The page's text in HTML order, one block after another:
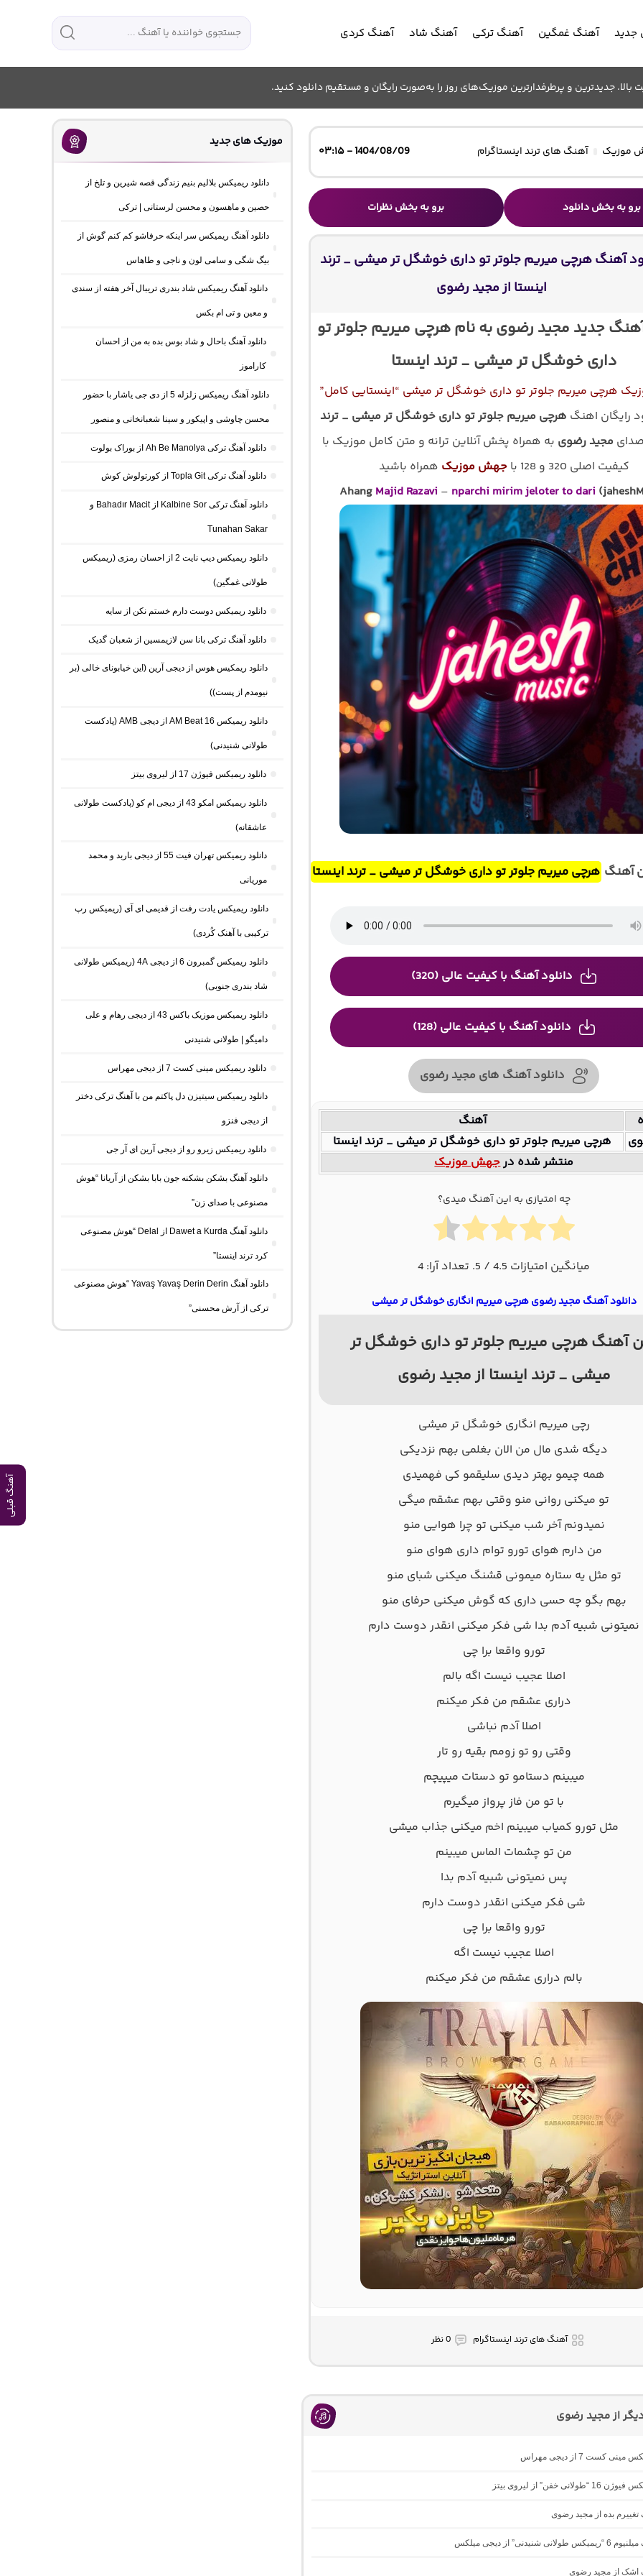
آهنگ قبلی
جدید آهنگ غمگین آهنگ ترکی آهنگ شاد آهنگ کردی
جدیدترین و پرطرفدارترین موزیک‌های روز را به‌صورت رایگان و مستقیم دانلود کنید.
موزیک آهنگ های ترند اینستاگرام 1404/08/09 - ۰۳:۱۵
برو به بخش دانلود برو به بخش نظرات
آهنگ هرچی میریم جلوتر تو داری خوشگل تر میشی _ ترند
اینستا از مجید رضوی
جدید مجید رضوی به نام هرچی میریم جلوتر تو
داری خوشگل تر میشی _ ترند اینستا
هرچی میریم جلوتر تو داری خوشگل تر میشی “اینستایی کامل”
رایگان اهنگ هرچی میریم جلوتر تو داری خوشگل تر میشی _ ترند
صدایمجید رضوی به همراه پخش آنلاین ترانه و متن کامل موزیک با
کیفیت اصلی 320 و 128 با
جهش موزیک همراه باشید
Ahang Majid Razavi – nparchi mirim jeloter to dari
آهنگ هرچی میریم جلوتر تو داری خوشگل تر میشی _ ترند اینستا
دانلود آهنگ با کیفیت عالی (320)
دانلود آهنگ با کیفیت عالی (128)
دانلود آهنگ های مجید رضوی
آهنگ
هرچی میریم جلوتر تو داری خوشگل تر میشی _ ترند اینستا
منتشر شده درجهش موزیک
چه امتیازی به این آهنگ میدی؟
میانگین امتیازات 4.5 / 5. تعداد آرا: 4
دانلود آهنگ مجید رضوی هرچی میریم انگاری خوشگل تر میشی
آهنگ هرچی میریم جلوتر تو داری خوشگل تر
میشی _ ترند اینستا از مجید رضوی
رچی میریم انگاری خوشگل تر میشی
دیگه شدی مال من الان بغلمی بهم نزدیکی
همه چیمو بهتر دیدی سلیقمو کی فهمیدی
تو میکنی روانی منو وقتی بهم عشقم میگی
نمیدونم آخر شب میکنی تو چرا هوایی منو
من دارم هوای تورو توام داری هوای منو
تو مثل یه ستاره میمونی قشنگ میکنی شبای منو
بهم بگو چه حسی داری که گوش میکنی حرفای منو
نمیتونی شبیه آدم بدا شی فکر میکنی انقدر دوست دارم
تورو واقعا برا چی
اصلا عجیب نیست اگه بالم
دراری عشقم من فکر میکنم
اصلا آدم نباشی
وقتی رو تو زومم بقیه رو تار
میبینم دستامو تو دستات میپیچم
با تو من فاز پرواز میگیرم
مثل تورو کمیاب میبینم اخم میکنی جذاب میشی
من تو چشمات الماس میبینم
پس نمیتونی شبیه آدم بدا
شی فکر میکنی انقدر دوست دارم
تورو واقعا برا چی
اصلا عجیب نیست اگه
بالم دراری عشقم من فکر میکنم
آهنگ های ترند اینستاگرام 0 نظر
از مجید رضوی
کست 7 از دیجی مهراس
خفن” از لیروی بیتز
تغییرم بده از مجید رضوی
شنیدنی” از دیجی میلکس
اشک از مجید رضوی
موزیک های جدید
دانلود ریمیکس بلالیم بنیم زندگی قصه شیرین و تلخ از
حصین و ماهسون و محسن لرستانی | ترکی
دانلود آهنگ ریمیکس سر اینکه حرفاشو کم کنم گوش از
بیگ شگی و سامی لون و ناجی و طاهاس
دانلود آهنگ ریمیکس شاد بندری تریبال آخر هفته از سندی
و معین و تی ام بکس
دانلود آهنگ باحال و شاد بوس بده به من از احسان
کاراموز
دانلود آهنگ ریمیکس زلزله 5 از دی جی یاشار با حضور
محسن چاوشی و اپیکور و سینا شعبانخانی و منصور
دانلود آهنگ ترکی Ah Be Manolya از بوراک بولوت
دانلود آهنگ ترکی Topla Git از کورتولوش کوش
دانلود آهنگ ترکی Kalbine Sor از Bahadır Macit و
Tunahan Sakar
دانلود ریمیکس دیپ نایت 2 از احسان رمزی (ریمیکس
طولانی غمگین)
دانلود ریمیکس دوست دارم خستم نکن از سایه
دانلود آهنگ ترکی بانا سن لازیمسین از شعبان گدیک
دانلود ریمکیس هوس از دیجی آرین (این خیابونای خالی (بر
نیومدم از پست))
دانلود ریمیکس AM Beat 16 از دیجی AMB (پادکست
طولانی شنیدنی)
دانلود ریمیکس فیوژن 17 از لیروی بیتز
دانلود ریمیکس امکو 43 از دیجی ام کو (پادکست طولانی
عاشقانه)
دانلود ریمیکس تهران فیت 55 از دیجی باربد و محمد
موریانی
دانلود ریمیکس یادت رفت از قدیمی ای آی (ریمیکس رپ
ترکیبی با آهنک کُردی)
دانلود ریمیکس گمبرون 6 از دیجی 4A (ریمیکس طولانی
شاد بندری جنوبی)
دانلود ریمیکس موزیک باکس 43 از دیجی رهام و علی
دامیگو | طولانی شنیدنی
دانلود ریمیکس مینی کست 7 از دیجی مهراس
دانلود ریمیکس سیتیزن دل پاکتم من با آهنگ ترکی دختر
از دیجی فنزو
دانلود ریمیکس زیرو رو از دیجی آرین ای آر جی
دانلود آهنگ بشکن بشکنه جون بابا بشکن از آریانا “هوش
مصنوعی با صدای زن”
دانلود آهنگ Dawet a Kurda از Delal “هوش مصنوعی
کرد ترند اینستا”
دانلود آهنگ Yavaş Yavaş Derin Derin “هوش مصنوعی
ترکی از آرش محسنی”